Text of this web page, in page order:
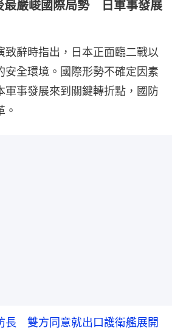
最嚴峻國際局勢 日軍事發展
致辭時指出，日本正面臨二戰以
安全環境。國際形勢不確定因素
軍事發展來到關鍵轉折點，國防
長 雙方同意就出口護衛艦展開